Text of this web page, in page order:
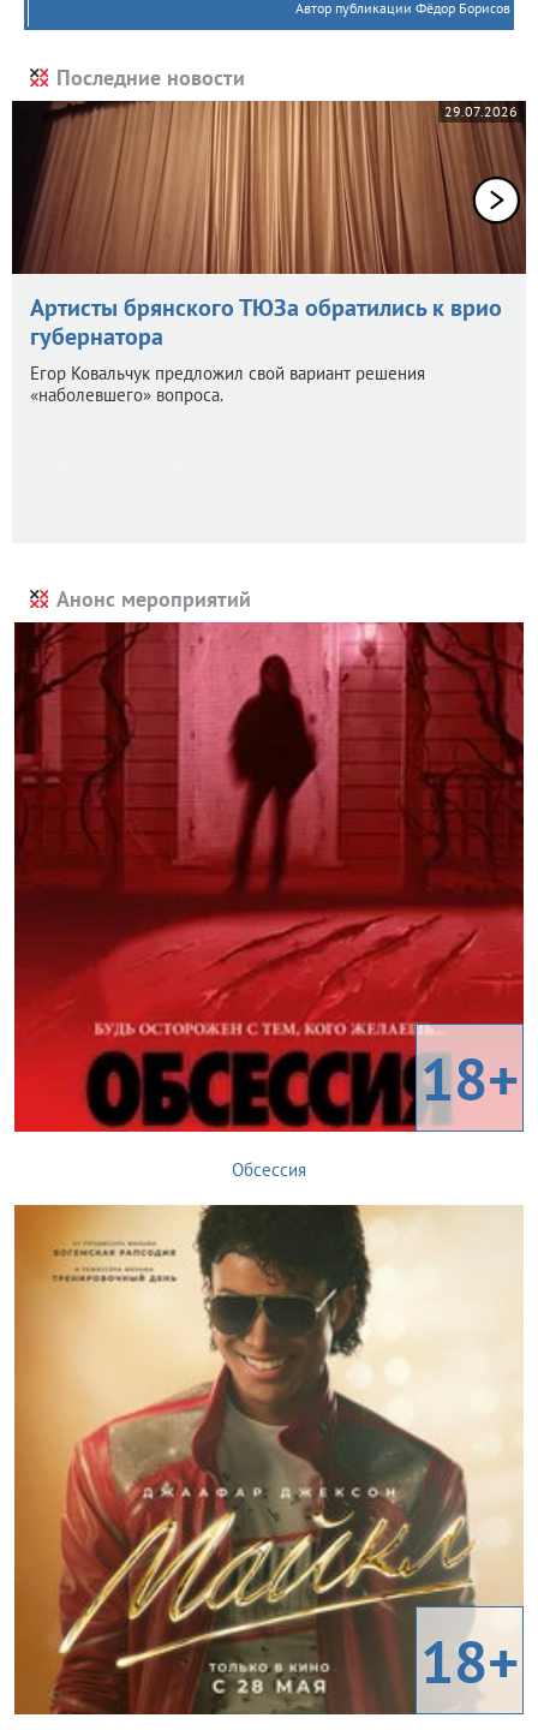
Автор публикации Фёдор Борисов
Последние новости
29.07.2026
Артисты брянского ТЮЗа обратились к врио
губернатора
Егор Ковальчук предложил свой вариант решения
«наболевшего» вопроса.
Анонс мероприятий
18+
Обсессия
18+